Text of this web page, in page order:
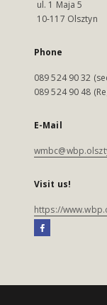
ul. 1 Maja 5
10-117 Olsztyn
Phone
089 524 90 32
089 524 90 48
E-Mail
Visit us!
https://